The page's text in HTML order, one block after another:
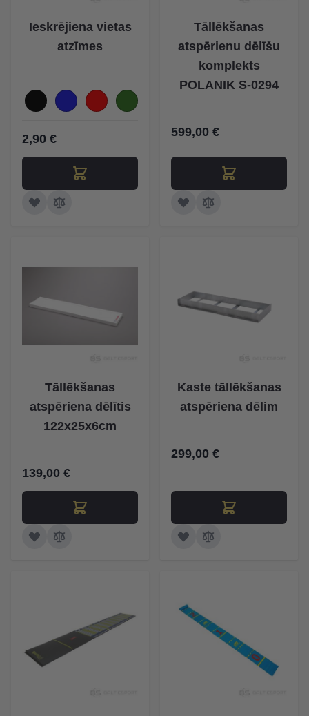
Ieskrējiena vietas
atzīmes
2,90 €
Tāllēkšanas
atspērienu dēlīšu
komplekts
POLANIK S-0294
599,00 €
Tāllēkšanas
atspēriena dēlītis
122x25x6cm
139,00 €
Kaste tāllēkšanas
atspēriena dēlim
299,00 €